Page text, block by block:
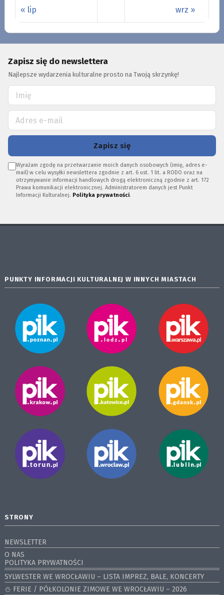
« lip wrz »
Zapisz się do newslettera
Najlepsze wydarzenia kulturalne prosto na Twoją skrzynkę!
Zapisz się
Wyrażam zgodę na przetwarzanie moich danych osobowych (imię, adres e-
mail) w celu wysyłki newslettera zgodnie z art. 6 ust. 1 lit. a RODO oraz na
otrzymywanie informacji handlowych drogą elektroniczną zgodnie z art. 172
Prawa komunikacji elektronicznej. Administratorem danych jest Punkt
Informacji Kulturalnej. Polityka prywatności.
PUNKTY INFORMACJI KULTURALNEJ W INNYCH MIASTACH
STRONY
NEWSLETTER
O NAS
POLITYKA PRYWATNOŚCI
SYLWESTER WE WROCŁAWIU – LISTA IMPREZ, BALE, KONCERTY
⛄️ FERIE / PÓŁKOLONIE ZIMOWE WE WROCŁAWIU – 2026